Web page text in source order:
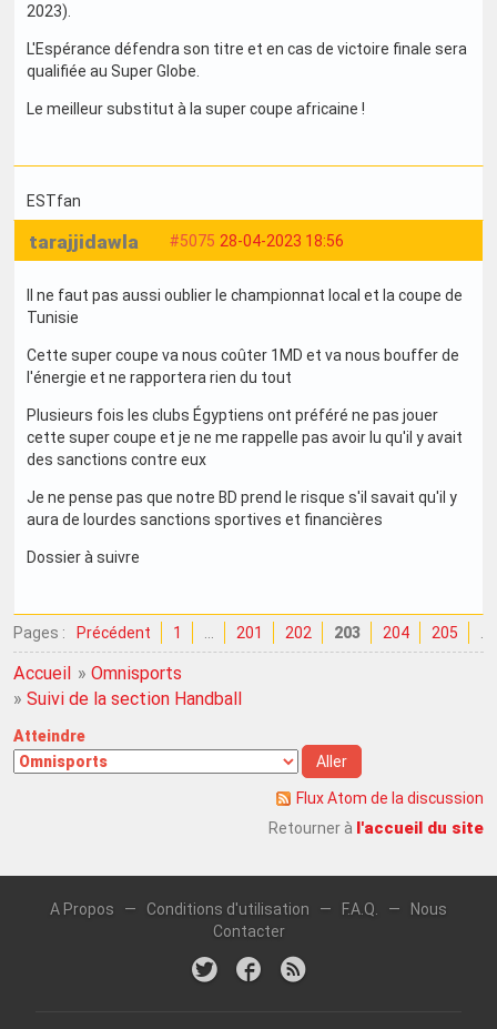
2023).
L'Espérance défendra son titre et en cas de victoire finale sera
qualifiée au Super Globe.
Le meilleur substitut à la super coupe africaine !
ESTfan
#5075 28-04-2023 18:56
tarajjidawla
Il ne faut pas aussi oublier le championnat local et la coupe de
Tunisie
Cette super coupe va nous coûter 1MD et va nous bouffer de
l'énergie et ne rapportera rien du tout
Plusieurs fois les clubs Égyptiens ont préféré ne pas jouer
cette super coupe et je ne me rappelle pas avoir lu qu'il y avait
des sanctions contre eux
Je ne pense pas que notre BD prend le risque s'il savait qu'il y
aura de lourdes sanctions sportives et financières
Dossier à suivre
Pages : Précédent 1 … 201 202 203 204 205 …
Accueil »Omnisports
» Suivi de la section Handball
Atteindre
Flux Atom de la discussion
Retourner à l'accueil du site
A Propos — Conditions d'utilisation — F.A.Q. —
Nous
Contacter